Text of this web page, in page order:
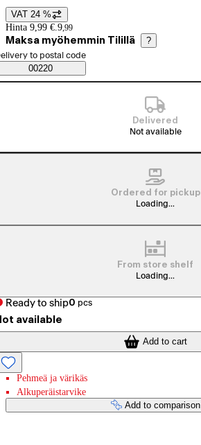
Price details
VAT 24 %
Hinta 9,99 €. 9,99
Maksa myöhemmin Tilillä ?
Saatavuustiedot
order method
to postal code
00220
Delivered
Not available
Ordered for pickup
Loading...
From store shelf
Loading...
Ready to ship0 pcs
available
Add to cart
Pehmeä ja värikäs
Alkuperäistarvike
Add to comparison